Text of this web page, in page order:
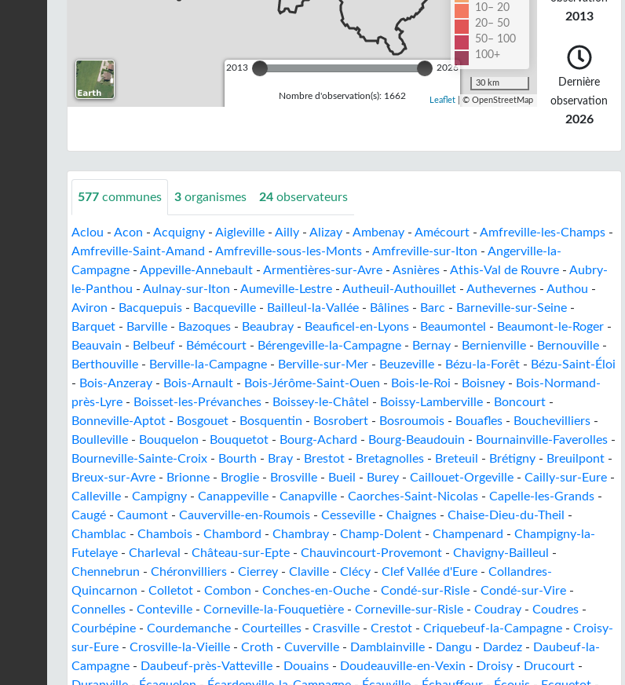
2013 2026
Nombre d'observation(s): 1662
10– 20
20– 50
50– 100
100+
30 km
Leaflet| © OpenStreetMap
2013
Dernière
observation
2026
577 communes 3 organismes 24 observateurs
Aclou - Acon - Acquigny - Aigleville - Ailly - Alizay - Ambenay - Amécourt - Amfreville-les-Champs -
Amfreville-Saint-Amand - Amfreville-sous-les-Monts - Amfreville-sur-Iton - Angerville-la-
Campagne - Appeville-Annebault - Armentières-sur-Avre - Asnières - Athis-Val de Rouvre - Aubry-
le-Panthou - Aulnay-sur-Iton - Aumeville-Lestre - Autheuil-Authouillet - Authevernes - Authou -
Aviron - Bacquepuis - Bacqueville - Bailleul-la-Vallée - Bâlines - Barc - Barneville-sur-Seine -
Barquet - Barville - Bazoques - Beaubray - Beauficel-en-Lyons - Beaumontel - Beaumont-le-Roger -
Beauvain - Belbeuf - Bémécourt - Bérengeville-la-Campagne - Bernay - Bernienville - Bernouville -
Berthouville - Berville-la-Campagne - Berville-sur-Mer - Beuzeville - Bézu-la-Forêt - Bézu-Saint-Éloi
- Bois-Anzeray - Bois-Arnault - Bois-Jérôme-Saint-Ouen - Bois-le-Roi - Boisney - Bois-Normand-
près-Lyre - Boisset-les-Prévanches - Boissey-le-Châtel - Boissy-Lamberville - Boncourt -
Bonneville-Aptot - Bosgouet - Bosquentin - Bosrobert - Bosroumois - Bouafles - Bouchevilliers -
Boulleville - Bouquelon - Bouquetot - Bourg-Achard - Bourg-Beaudouin - Bournainville-Faverolles -
Bourneville-Sainte-Croix - Bourth - Bray - Brestot - Bretagnolles - Breteuil - Brétigny - Breuilpont -
Breux-sur-Avre - Brionne - Broglie - Brosville - Bueil - Burey - Caillouet-Orgeville - Cailly-sur-Eure -
Calleville - Campigny - Canappeville - Canapville - Caorches-Saint-Nicolas - Capelle-les-Grands -
Caugé - Caumont - Cauverville-en-Roumois - Cesseville - Chaignes - Chaise-Dieu-du-Theil
-
Chamblac - Chambois - Chambord - Chambray - Champ-Dolent - Champenard - Champigny-la-
Futelaye - Charleval - Château-sur-Epte - Chauvincourt-Provemont - Chavigny-Bailleul
-
Chennebrun - Chéronvilliers - Cierrey - Claville - Clécy - Clef Vallée d'Eure - Collandres-
Quincarnon - Colletot - Combon - Conches-en-Ouche - Condé-sur-Risle - Condé-sur-Vire -
Connelles - Conteville - Corneville-la-Fouquetière - Corneville-sur-Risle - Coudray - Coudres -
Courbépine - Courdemanche - Courteilles - Crasville - Crestot - Criquebeuf-la-Campagne - Croisy-
sur-Eure - Crosville-la-Vieille - Croth - Cuverville - Damblainville - Dangu - Dardez - Daubeuf-la-
Campagne - Daubeuf-près-Vatteville - Douains - Doudeauville-en-Vexin - Droisy - Drucourt -